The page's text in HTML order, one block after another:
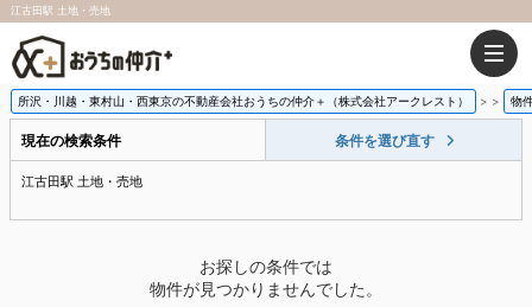
江古田駅 土地・売地
所沢・川越・東村山・西東京の不動産会社おうちの仲介＋（株式会社アークレスト） > 物
現在の検索条件 条件を選び直す
江古田駅 土地・売地
お探しの条件では
物件が見つかりませんでした。